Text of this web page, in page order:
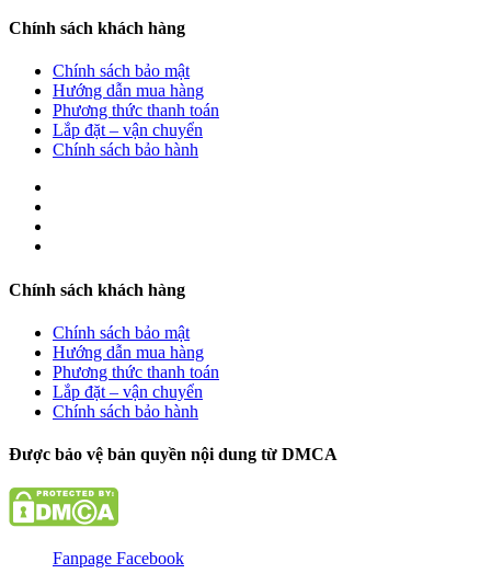
Chính sách khách hàng
Chính sách bảo mật
Hướng dẫn mua hàng
Phương thức thanh toán
Lắp đặt – vận chuyển
Chính sách bảo hành
Chính sách khách hàng
Chính sách bảo mật
Hướng dẫn mua hàng
Phương thức thanh toán
Lắp đặt – vận chuyển
Chính sách bảo hành
Được bảo vệ bản quyền nội dung từ DMCA
Fanpage Facebook